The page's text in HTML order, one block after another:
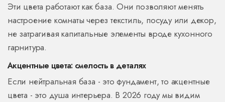
Эти цвета работают как база. Они позволяют менять
настроение комнаты через текстиль, посуду или декор,
не затрагивая капитальные элементы вроде кухонного
гарнитура.
Акцентные цвета: смелость в деталях
Если нейтральная база - это фундамент, то акцентные
цвета - это душа интерьера. В 2026 году мы видим